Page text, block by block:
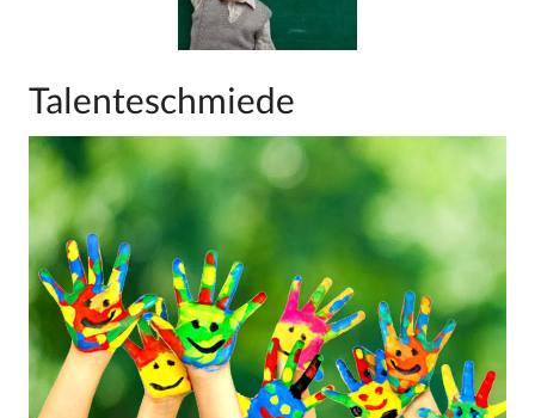
Talenteschmiede